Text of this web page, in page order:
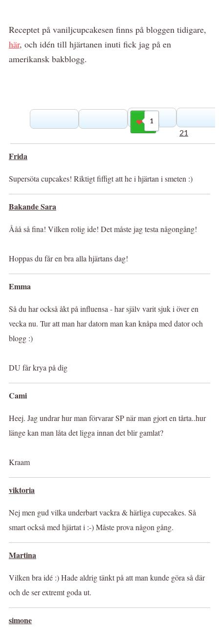
Receptet på vaniljcupcakesen finns på bloggen tidigare,
här, och idén till hjärtanen inuti fick jag på en
amerikansk bakblogg.
1
Gilla
21
Frida
Supersöta cupcakes! Riktigt fiffigt att he i hjärtan i smeten :)
Bakande Sara
Ååå så fina! Vilken rolig ide! Det måste jag testa någongång!
Hoppas du får en bra alla hjärtans dag!
Emma
Så du har också åkt på influensa - har själv varit sjuk i över en
vecka nu. Tur att man har datorn man kan knåpa med dator och
blogg :)
DU får krya på dig
Cami
Heej. Jag undrar hur man förvarar SP när man gjort en tårta..hur
länge kan man låta det ligga innan det blir gamlat?
Kraam
viktoria
Nej men gud vilka underbart vackra & härliga cupecakes. Så
smart också med hjärtat i :-) Måste prova någon gång.
Martina
Vilken bra idé :) Hade aldrig tänkt på att man kunde göra så där
och de ser extremt goda ut.
simone